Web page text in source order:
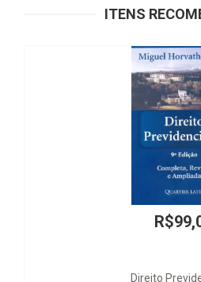
ITENS
R$99,00
Direito Previdenciário